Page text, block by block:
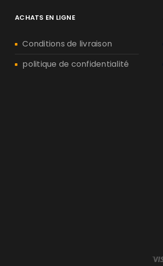
ACHATS EN LIGNE
Conditions de livraison
politique de confidentialité